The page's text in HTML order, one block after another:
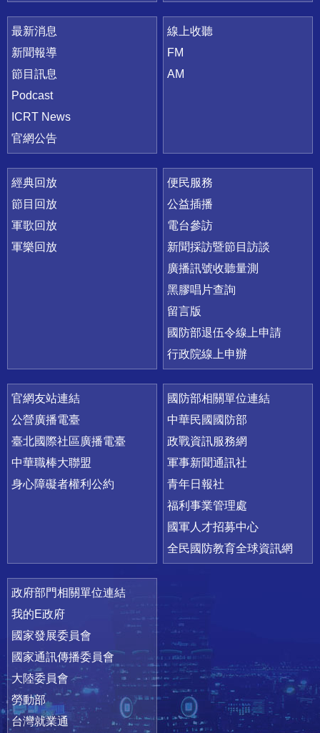
最新消息
新聞報導
節目訊息
Podcast
ICRT News
官網公告
線上收聽
FM
AM
經典回放
節目回放
軍歌回放
軍樂回放
便民服務
公益插播
電台參訪
新聞採訪暨節目訪談
廣播訊號收聽量測
黑膠唱片查詢
留言版
國防部退伍令線上申請
行政院線上申辦
官網友站連結
公營廣播電臺
臺北國際社區廣播電臺
中華職棒大聯盟
身心障礙者權利公約
國防部相關單位連結
中華民國國防部
政戰資訊服務網
軍事新聞通訊社
青年日報社
福利事業管理處
國軍人才招募中心
全民國防教育全球資訊網
政府部門相關單位連結
我的E政府
國家發展委員會
國家通訊傳播委員會
大陸委員會
勞動部
台灣就業通